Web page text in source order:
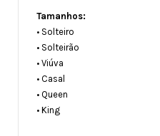
Tamanhos:
• Solteiro
• Solteirão
• Viúva
• Casal
• Queen
• King